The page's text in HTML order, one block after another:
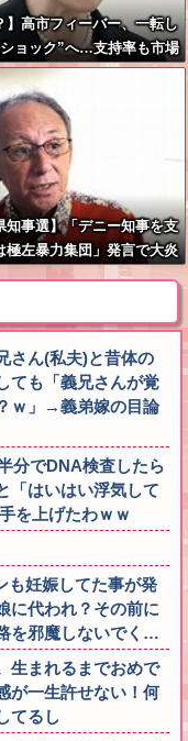
】高市フィーバー、一転し
ョック”へ…支持率も市場
ｗｗｗｗｗｗｗｗ
知事選】「デニー知事を支
極左暴力集団」発言で大炎
さん(私夫)と昔体の
ても「義兄さんが覚
ｗ」→義弟嫁の目論
分でDNA検査したら
「はいはい浮気して
を上げたわｗｗ
も妊娠してた事が発
に代われ？その前に
を邪魔しないでく…
生まれるまでおめで
が一生許せない！何
てるし